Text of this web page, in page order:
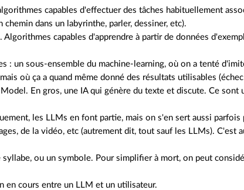
capables d'effectuer des tâches habituellement
chemin dans un labyrinthe, parler, dessiner, etc).
Algorithmes capables d'apprendre à partir de données
: un sous-ensemble du machine-learning, où on a tenté
où ça a quand même donné des résultats utilisables
En gros, une IA qui génère du texte et discute. Ce sont
les LLMs en font partie, mais on s'en sert aussi
de la vidéo, etc (autrement dit, tout sauf les LLMs). C'est
syllabe, ou un symbole. Pour simplifier à mort, on peut
en cours entre un LLM et un utilisateur.